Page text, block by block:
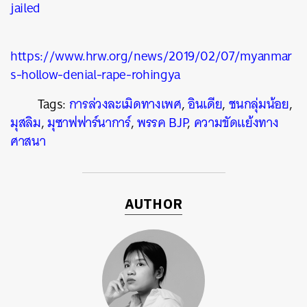
jailed
https://www.hrw.org/news/2019/02/07/myanmar
s-hollow-denial-rape-rohingya
Tags:การล่วงละเมิดทางเพศ,อินเดีย,ชนกลุ่มน้อย,
มุสลิม,มุซาฟฟาร์นาการ์,พรรค BJP, ความขัดแย้งทาง
ศาสนา
AUTHOR